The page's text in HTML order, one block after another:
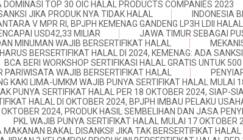
TOP 30 OIC HALAL PRODUCTS COMPANIES 2023
JIKA PRODUK NYA TIDAK HALAL
INDONESIA
V MPR RI, BPJPH KEMENAG GANDENG LP3H LDII
USD42,33 MILIAR
JAWA TIMUR SEBAGAI
MINUMAN WAJIB BERSERTIFIKAT HALAL
BERSERTIFIKAT HALAL DI 2024, KEMENAG: ADA
BCA BERI WORKSHOP SERTIFIKASI HALAL GRATIS UNTUK
WAJIB BERSERTIFIKAT HALAL
KAKI LIMA-UMKM WAJIB PUNYA SERTIFIKAT HALAL MULAI
PUNYA SERTIFIKAT HALAL PER 18 OKTOBER 2024, SIAP-
HALAL DI OKTOBER 2024, BPJPH IMBAU PELAKU
2024, PRODUK HASIL SEMBELIHAN DAN JASA
PKL WAJIB PUNYA SERTIFIKAT HALAL MULAI 17 OKTOBER
MAKANAN BAKAL DISANKSI! JIKA TAK BERSERTIFIKAT